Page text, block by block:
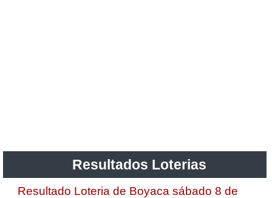
Resultados Loterias
Resultado Loteria de Boyaca sábado 8 de